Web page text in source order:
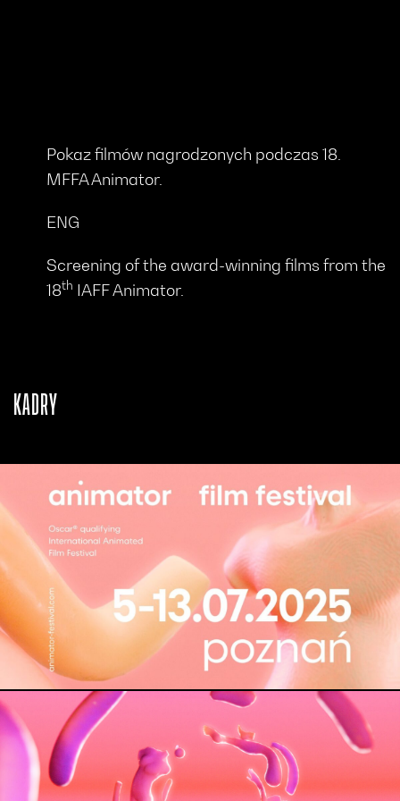
Pokaz filmów nagrodzonych podczas 18.
MFFA Animator.
ENG
Screening of the award-winning films from the
18th IAFF Animator.
KADRY